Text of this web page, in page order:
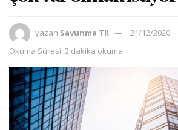
yazan Savunma TR
21/12/2020
Okuma Süresi: 2 dakika okuma